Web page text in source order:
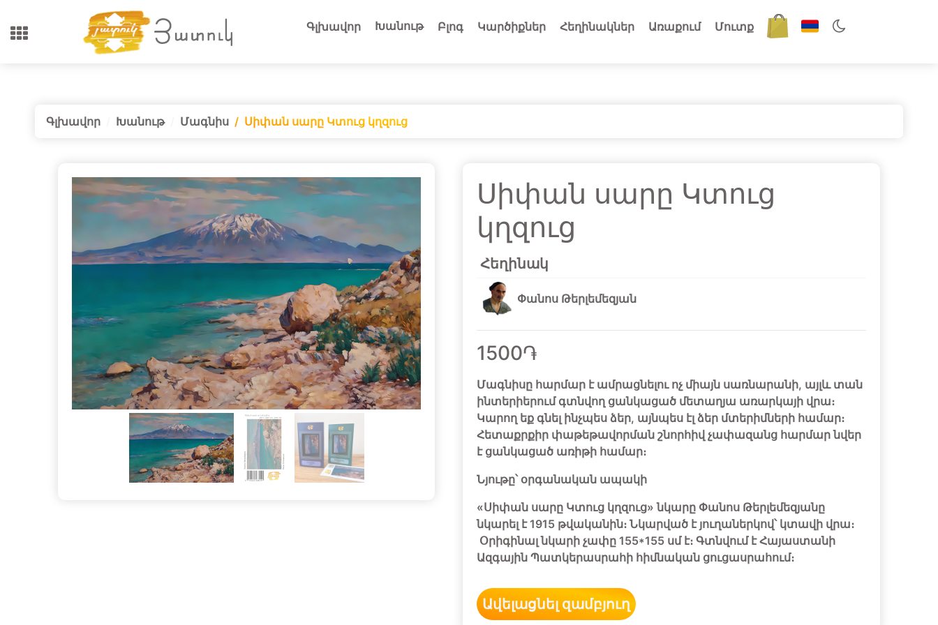
Գլխավոր Խանութ Բլոգ Կարծիքներ Հեղինակներ Առաքում Մուտք
Գլխավոր Խանութ Մագնիս Սիփան սարը Կտուց կղզուց
Սիփան սարը Կտուց
կղզուց
Հեղինակ
Փանոս Թերլեմեզյան
1500֏
Մագնիսը հարմար է ամրացնելու ոչ միայն սառնարանի, այլև տան
ինտերիերում գտնվող ցանկացած մետաղյա առարկայի վրա։
Կարող եք գնել ինչպես ձեր, այնպես էլ ձեր մտերիմների համար։
Հետաքրքիր փաթեթավորման շնորհիվ չափազանց հարմար նվեր
է ցանկացած առիթի համար։
Նյութը՝ օրգանական ապակի
«Սիփան սարը Կտուց կղզուց» նկարը Փանոս Թերլեմեզյանը
նկարել է 1915 թվականին։ Նկարված է յուղաներկով՝ կտավի վրա։
Օրիգինալ նկարի չափը 155*155 սմ է։ Գտնվում է Հայաստանի
Ազգային Պատկերասրահի հիմնական ցուցասրահում։
Ավելացնել զամբյուղ